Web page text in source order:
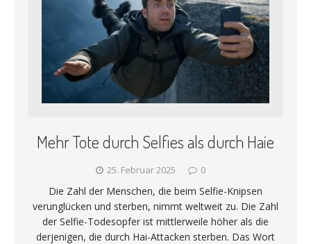
Mehr Tote durch Selfies als durch Haie
25. Februar 2025 0
Die Zahl der Menschen, die beim Selfie-Knipsen
verunglücken und sterben, nimmt weltweit zu. Die Zahl
der Selfie-Todesopfer ist mittlerweile höher als die
derjenigen, die durch Hai-Attacken sterben. Das Wort